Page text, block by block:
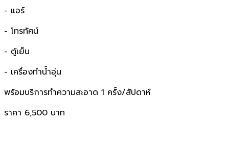
- แอร์
- โทรทัศน์
- ตู้เย็น
- เครื่องทำน้ำอุ่น
พร้อมบริการทำความสะอาด 1 ครั้ง/สัปดาห์
ราคา 6,500 บาท